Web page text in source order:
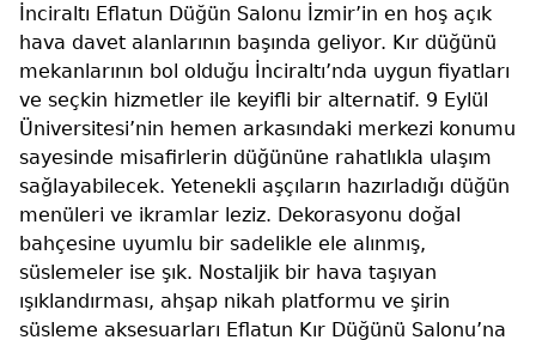
İnciraltı Eflatun Düğün Salonu İzmir’in en hoş açık
hava davet alanlarının başında geliyor. Kır düğünü
mekanlarının bol olduğu İnciraltı’nda uygun fiyatları
ve seçkin hizmetler ile keyifli bir alternatif. 9 Eylül
Üniversitesi’nin hemen arkasındaki merkezi konumu
sayesinde misafirlerin düğününe rahatlıkla ulaşım
sağlayabilecek. Yetenekli aşçıların hazırladığı düğün
menüleri ve ikramlar leziz. Dekorasyonu doğal
bahçesine uyumlu bir sadelikle ele alınmış,
süslemeler ise şık. Nostaljik bir hava taşıyan
ışıklandırması, ahşap nikah platformu ve şirin
süsleme aksesuarları Eflatun Kır Düğünü Salonu’na